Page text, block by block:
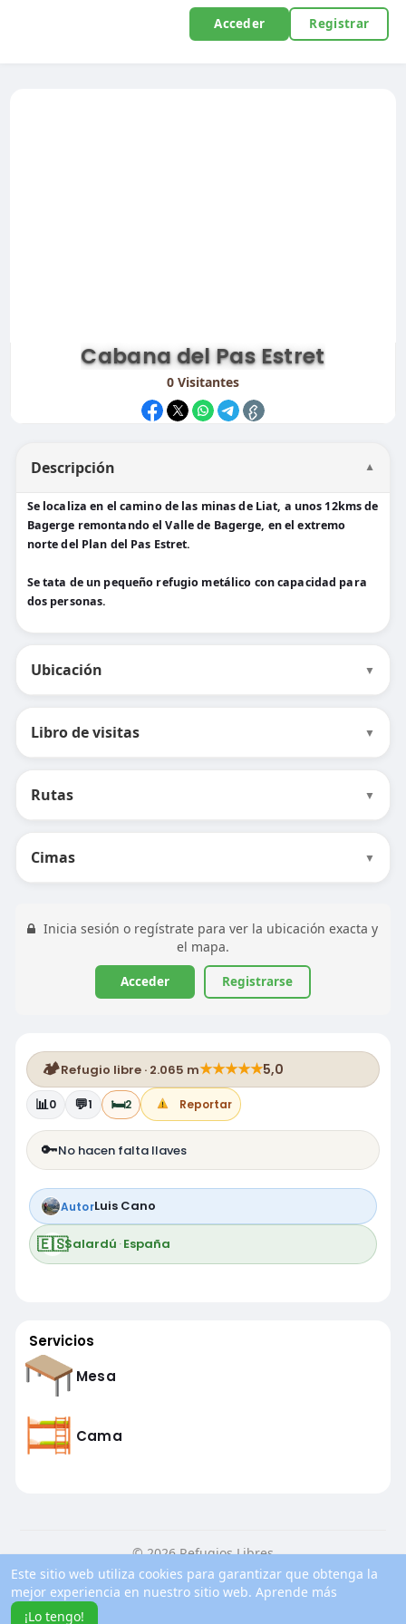
Este sitio web utiliza cookies para garantizar que obtenga la
mejor experiencia en nuestro sitio web. Aprende más
¡Lo tengo!
Acceder Registrar
Cabana del Pas Estret
0Visitantes
Descripción ▼
Se localiza en el camino de las minas de Liat, a unos 12kms de
Bagerge remontando el Valle de Bagerge, en el extremo
norte del Plan del Pas Estret.
Se tata de un pequeño refugio metálico con capacidad para
dos personas.
Ubicación ▼
Libro de visitas ▼
Rutas ▼
Cimas ▼
Inicia sesión o regístrate para ver la ubicación exacta y
el mapa.
Acceder Registrarse
🏕️Refugio libre · 2.065 m★★★★★5,0
📊0 💬1 🛏️2 Reportar
🔑No hacen falta llaves
AutorLuis Cano
🇪🇸Salardú ·España
Servicios
Mesa
Cama
© 2026 Refugios Libres
Inicio
Conocenos Contacto
Política de privacidad
Condiciones de uso
Blog
Más información